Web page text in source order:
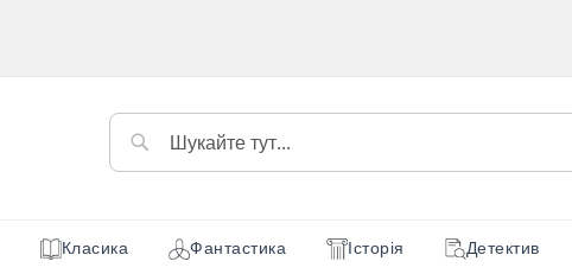
Пошук
Класика Фантастика Історія Детектив